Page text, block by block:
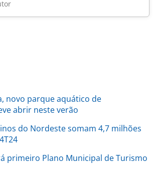
novo parque aquático de
abrir neste verão
do Nordeste somam 4,7 milhões
primeiro Plano Municipal de Turismo